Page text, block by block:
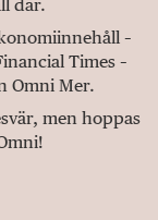
där.
–
Times –
Omni Mer.
men hoppas